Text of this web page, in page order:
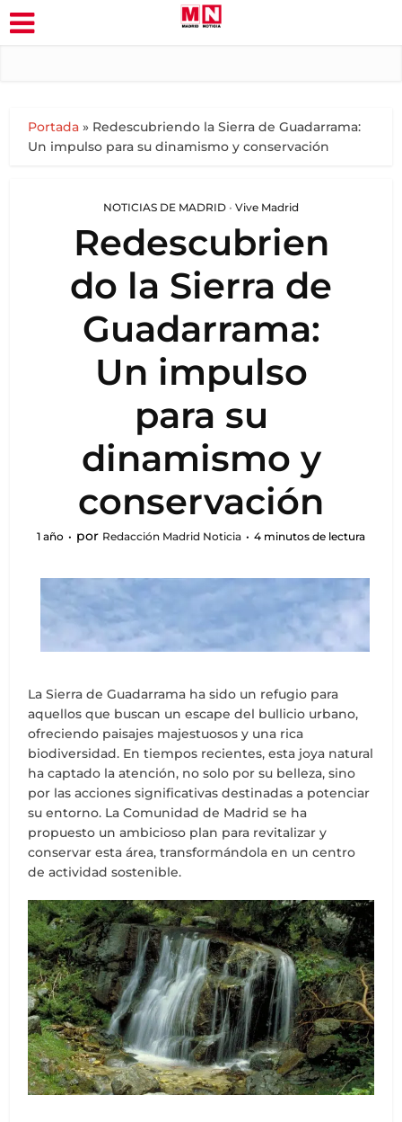
Portada » Redescubriendo la Sierra de Guadarrama:
Un impulso para su dinamismo y conservación
NOTICIAS DE MADRID • Vive Madrid
Redescubrien
do la Sierra de
Guadarrama:
Un impulso
para su
dinamismo y
conservación
1 año por Redacción Madrid Noticia 4 minutos de lectura
La Sierra de Guadarrama ha sido un refugio para
aquellos que buscan un escape del bullicio urbano,
ofreciendo paisajes majestuosos y una rica
biodiversidad. En tiempos recientes, esta joya natural
ha captado la atención, no solo por su belleza, sino
por las acciones significativas destinadas a potenciar
su entorno. La Comunidad de Madrid se ha
propuesto un ambicioso plan para revitalizar y
conservar esta área, transformándola en un centro
de actividad sostenible.